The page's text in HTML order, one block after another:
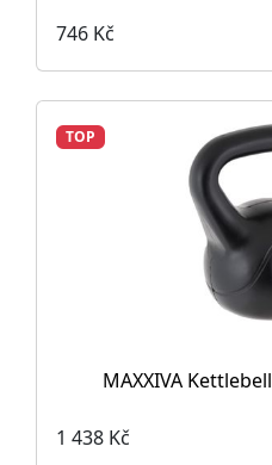
746 Kč
TOP
MAXXIVA
1 438 Kč